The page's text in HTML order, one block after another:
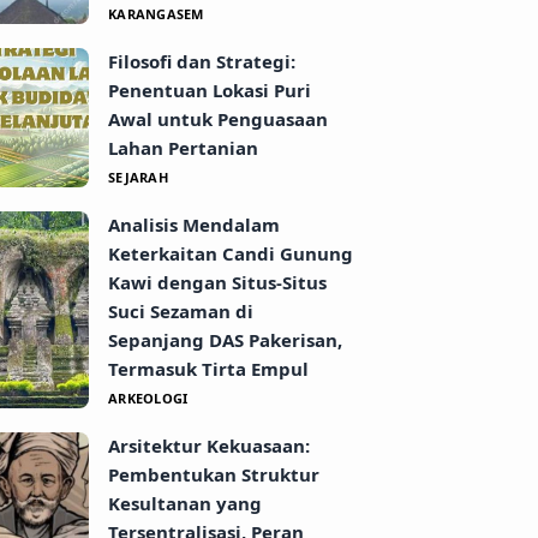
KARANGASEM
Filosofi dan Strategi:
Penentuan Lokasi Puri
Awal untuk Penguasaan
Lahan Pertanian
SEJARAH
Analisis Mendalam
Keterkaitan Candi Gunung
Kawi dengan Situs-Situs
Suci Sezaman di
Sepanjang DAS Pakerisan,
Termasuk Tirta Empul
ARKEOLOGI
Arsitektur Kekuasaan:
Pembentukan Struktur
Kesultanan yang
Tersentralisasi, Peran